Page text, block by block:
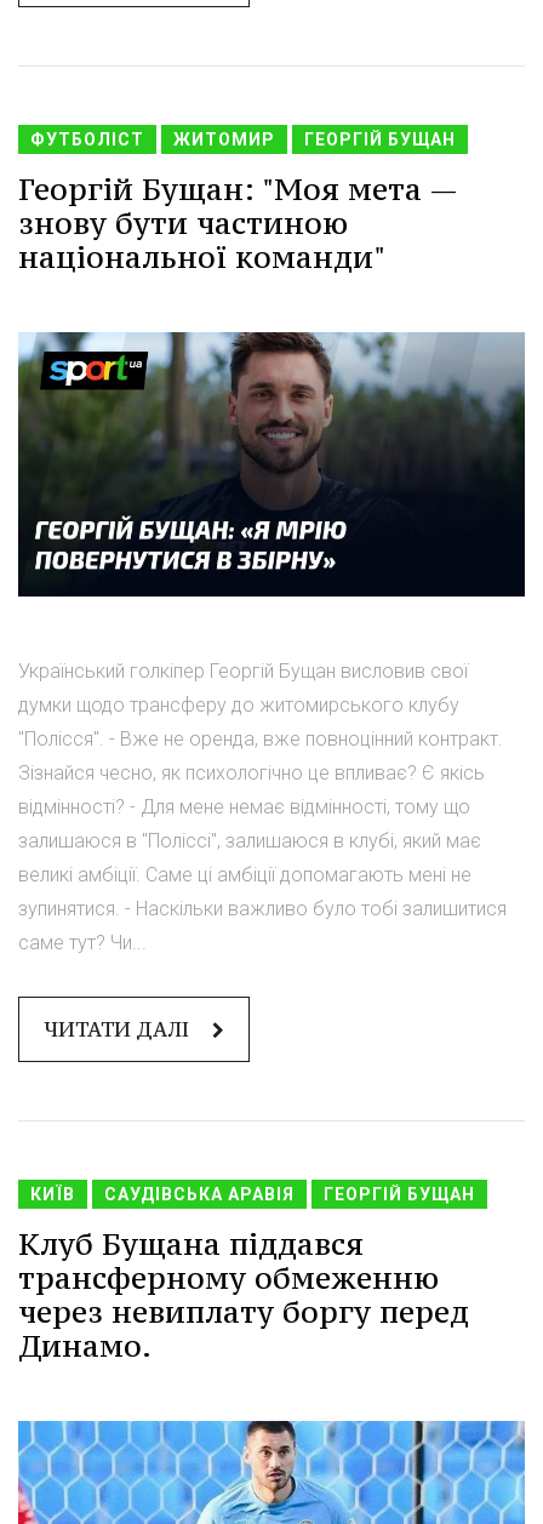
ФУТБОЛІСТ ЖИТОМИР ГЕОРГІЙ БУЩАН
Георгій Бущан: "Моя мета —
знову бути частиною
національної команди"
Український голкіпер Георгій Бущан висловив свої
думки щодо трансферу до житомирського клубу
"Полісся". - Вже не оренда, вже повноцінний контракт.
Зізнайся чесно, як психологічно це впливає? Є якісь
відмінності? - Для мене немає відмінності, тому що
залишаюся в "Поліссі", залишаюся в клубі, який має
великі амбіції. Саме ці амбіції допомагають мені не
зупинятися. - Наскільки важливо було тобі залишитися
саме тут? Чи...
ЧИТАТИ ДАЛІ
КИЇВ САУДІВСЬКА АРАВІЯ ГЕОРГІЙ БУЩАН
Клуб Бущана піддався
трансферному обмеженню
через невиплату боргу перед
Динамо.